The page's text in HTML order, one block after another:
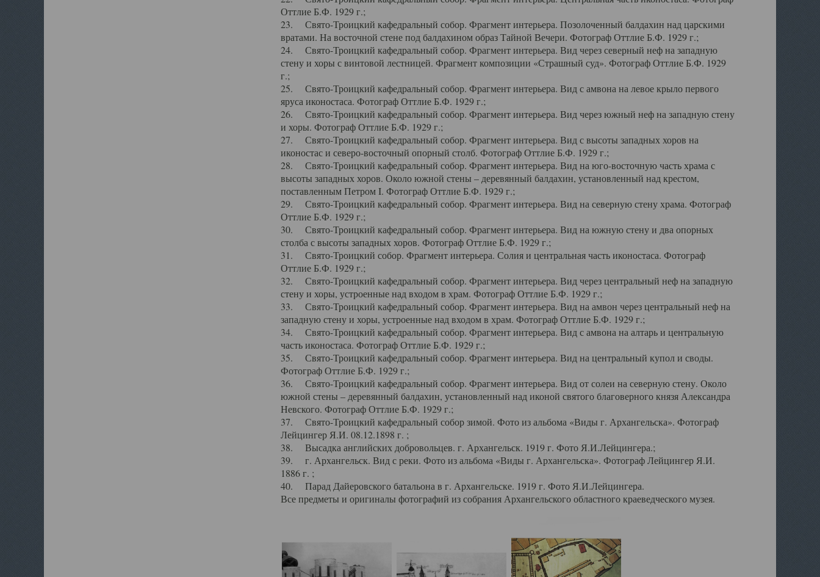
Оттлие Б.Ф. 1929 г.;
23. Свято-Троицкий кафедральный собор. Фрагмент интерьера. Позолоченный балдахин над царскими
вратами. На восточной стене под балдахином образ Тайной Вечери. Фотограф Оттлие Б.Ф. 1929 г.;
24. Свято-Троицкий кафедральный собор. Фрагмент интерьера. Вид через северный неф на западную
стену и хоры с винтовой лестницей. Фрагмент композиции «Страшный суд». Фотограф Оттлие Б.Ф. 1929
г.;
25. Свято-Троицкий кафедральный собор. Фрагмент интерьера. Вид с амвона на левое крыло первого
яруса иконостаса. Фотограф Оттлие Б.Ф. 1929 г.;
26. Свято-Троицкий кафедральный собор. Фрагмент интерьера. Вид через южный неф на западную стену
и хоры. Фотограф Оттлие Б.Ф. 1929 г.;
27. Свято-Троицкий кафедральный собор. Фрагмент интерьера. Вид с высоты западных хоров на
иконостас и северо-восточный опорный столб. Фотограф Оттлие Б.Ф. 1929 г.;
28. Свято-Троицкий кафедральный собор. Фрагмент интерьера. Вид на юго-восточную часть храма с
высоты западных хоров. Около южной стены – деревянный балдахин, установленный над крестом,
поставленным Петром I. Фотограф Оттлие Б.Ф. 1929 г.;
29. Свято-Троицкий кафедральный собор. Фрагмент интерьера. Вид на северную стену храма. Фотограф
Оттлие Б.Ф. 1929 г.;
30. Свято-Троицкий кафедральный собор. Фрагмент интерьера. Вид на южную стену и два опорных
столба с высоты западных хоров. Фотограф Оттлие Б.Ф. 1929 г.;
31. Свято-Троицкий собор. Фрагмент интерьера. Солия и центральная часть иконостаса. Фотограф
Оттлие Б.Ф. 1929 г.;
32. Свято-Троицкий кафедральный собор. Фрагмент интерьера. Вид через центральный неф на западную
стену и хоры, устроенные над входом в храм. Фотограф Оттлие Б.Ф. 1929 г.;
33. Свято-Троицкий кафедральный собор. Фрагмент интерьера. Вид на амвон через центральный неф на
западную стену и хоры, устроенные над входом в храм. Фотограф Оттлие Б.Ф. 1929 г.;
34. Свято-Троицкий кафедральный собор. Фрагмент интерьера. Вид с амвона на алтарь и центральную
часть иконостаса. Фотограф Оттлие Б.Ф. 1929 г.;
35. Свято-Троицкий кафедральный собор. Фрагмент интерьера. Вид на центральный купол и своды.
Фотограф Оттлие Б.Ф. 1929 г.;
36. Свято-Троицкий кафедральный собор. Фрагмент интерьера. Вид от солеи на северную стену. Около
южной стены – деревянный балдахин, установленный над иконой святого благоверного князя Александра
Невского. Фотограф Оттлие Б.Ф. 1929 г.;
37. Свято-Троицкий кафедральный собор зимой. Фото из альбома «Виды г. Архангельска». Фотограф
Лейцингер Я.И. 08.12.1898 г. ;
38. Высадка английских добровольцев. г. Архангельск. 1919 г. Фото Я.И.Лейцингера.;
39. г. Архангельск. Вид с реки. Фото из альбома «Виды г. Архангельска». Фотограф Лейцингер Я.И.
1886 г. ;
40. Парад Дайеровского батальона в г. Архангельске. 1919 г. Фото Я.И.Лейцингера.
Все предметы и оригиналы фотографий из собрания Архангельского областного краеведческого музея.